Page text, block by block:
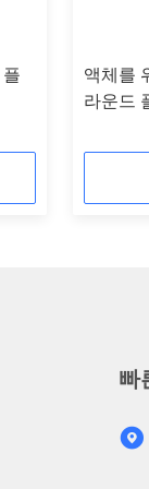
액체를
라운드
빠